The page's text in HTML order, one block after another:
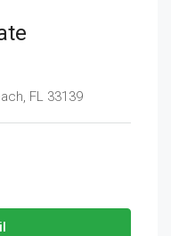
FL 33139